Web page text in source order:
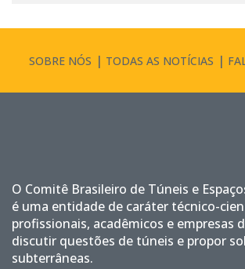
SOBRE NÓS TODAS AS NOTÍCIAS
O Comitê Brasileiro de Túneis e
é uma entidade de caráter técnico-
profissionais, acadêmicos e empresas
discutir questões de túneis e propor
subterrâneas.